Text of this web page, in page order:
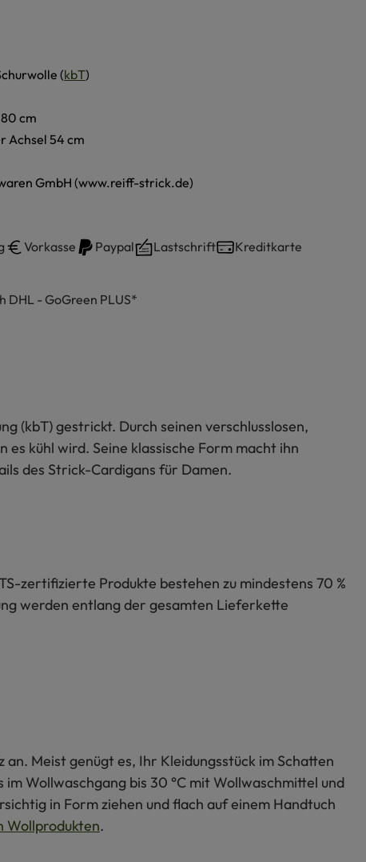
(kbT)
cm
Achsel 54 cm
GmbH (www.reiff-strick.de)
Vorkasse Paypal Lastschrift Kreditkarte
DHL - GoGreen PLUS*
(kbT) gestrickt. Durch seinen verschlusslosen,
kühl wird. Seine klassische Form macht ihn
des Strick-Cardigans für Damen.
zertifizierte Produkte bestehen zu mindestens 70 %
werden entlang der gesamten Lieferkette
Meist genügt es, Ihr Kleidungsstück im Schatten
Wollwaschgang bis 30 °C mit Wollwaschmittel und
in Form ziehen und flach auf einem Handtuch
Wollprodukten.